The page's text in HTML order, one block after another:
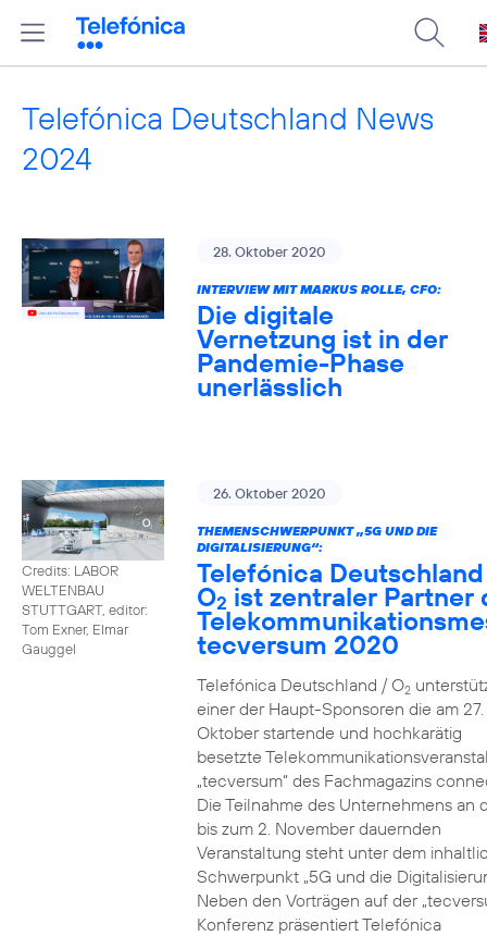
Telefónica Deutschland News
2024
28. Oktober 2020
INTERVIEW MIT MARKUS ROLLE, CFO:
Die digitale
Vernetzung ist in der
Pandemie-Phase
unerlässlich
Credits: LABOR
WELTENBAU
STUTTGART, editor:
Tom Exner, Elmar
Gauggel
26. Oktober 2020
THEMENSCHWERPUNKT „5G UND DIE
DIGITALISIERUNG“:
Telefónica
O2 ist zentraler Partner
tecversum 2020
Telefónica Deutschland / O2
einer der Haupt-Sponsoren die am 27.
Oktober startende und hochkarätig
besetzte
„tecversum“ des Fachmagazins
Die Teilnahme des Unternehmens an
bis zum 2. November dauernden
Veranstaltung steht unter dem
Schwerpunkt „5G und die
Neben den Vorträgen auf der
Konferenz präsentiert Telefónica